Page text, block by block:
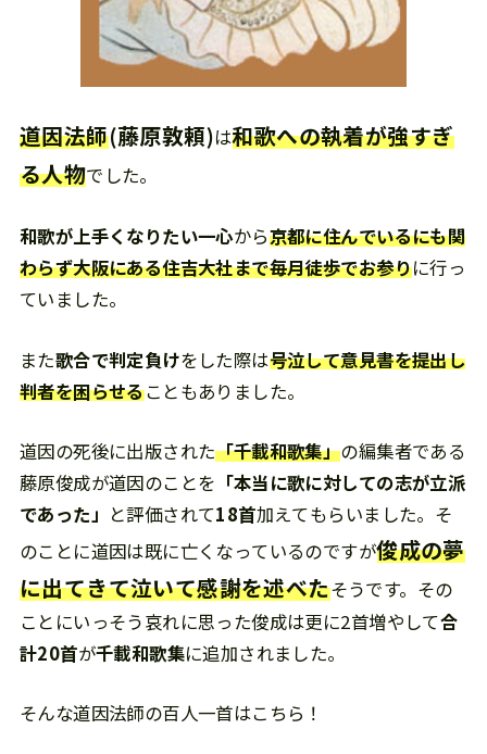
道因法師(藤原敦頼)は和歌への執着が強すぎ
る人物でした。
和歌が上手くなりたい一心から京都に住んでいるにも関
わらず大阪にある住吉大社まで毎月徒歩でお参りに行っ
ていました。
また歌合で判定負けをした際は号泣して意見書を提出し
判者を困らせることもありました。
道因の死後に出版された「千載和歌集」の編集者である
藤原俊成が道因のことを 「本当に歌に対しての志が立派
であった」 と評価されて18首加えてもらいました。そ
のことに道因は既に亡くなっているのですが俊成の夢
に出てきて泣いて感謝を述べたそうです。その
ことにいっそう哀れに思った俊成は更に2首増やして合
計20首が千載和歌集に追加されました。
そんな道因法師の百人一首はこちら！